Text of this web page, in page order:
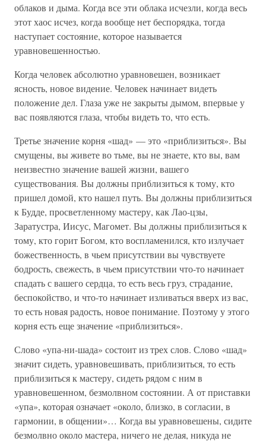
облаков и дыма. Когда все эти облака исчезли, когда весь
этот хаос исчез, когда вообще нет беспорядка, тогда
наступает состояние, которое называется
уравновешенностью.
Когда человек абсолютно уравновешен, возникает
ясность, новое видение. Человек начинает видеть
положение дел. Глаза уже не закрыты дымом, впервые у
вас появляются глаза, чтобы видеть то, что есть.
Третье значение корня «шад» — это «приблизиться». Вы
смущены, вы живете во тьме, вы не знаете, кто вы, вам
неизвестно значение вашей жизни, вашего
существования. Вы должны приблизиться к тому, кто
пришел домой, кто нашел путь. Вы должны приблизиться
к Будде, просветленному мастеру, как Лао-цзы,
Заратустра, Иисус, Магомет. Вы должны приблизиться к
тому, кто горит Богом, кто воспламенился, кто излучает
божественность, в чьем присутствии вы чувствуете
бодрость, свежесть, в чьем присутствии что-то начинает
спадать с вашего сердца, то есть весь груз, страдание,
беспокойство, и что-то начинает изливаться вверх из вас,
то есть новая радость, новое понимание. Поэтому у этого
корня есть еще значение «приблизиться».
Слово «упа-ни-шада» состоит из трех слов. Слово «шад»
значит сидеть, уравновешивать, приблизиться, то есть
приблизиться к мастеру, сидеть рядом с ним в
уравновешенном, безмолвном состоянии. А от приставки
«упа», которая означает «около, близко, в согласии, в
гармонии, в общении»… Когда вы уравновешены, сидите
безмолвно около мастера, ничего не делая, никуда не